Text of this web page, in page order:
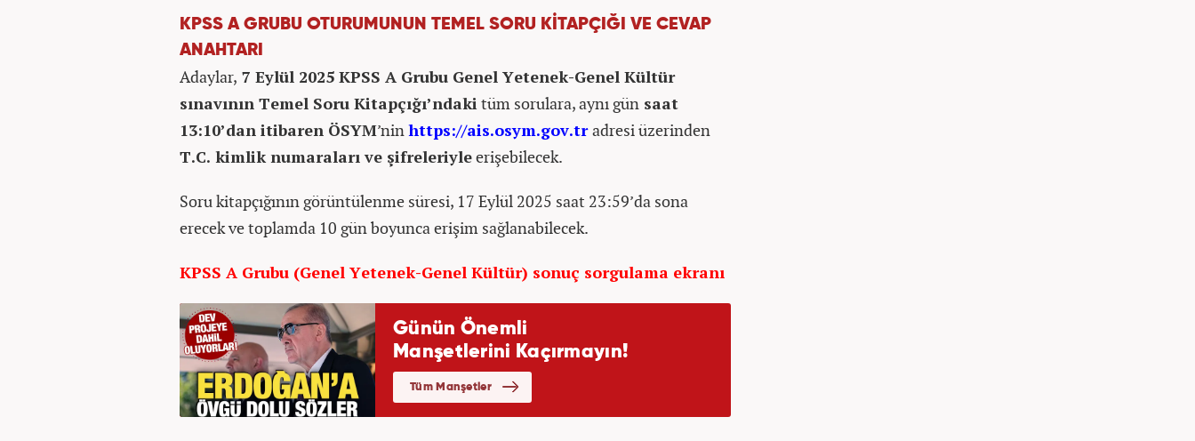
KPSS A GRUBU OTURUMUNUN TEMEL SORU KİTAPÇIĞI VE CEVAP
ANAHTARI
Adaylar, 7 Eylül 2025 KPSS A Grubu Genel Yetenek-Genel Kültür
sınavının Temel Soru Kitapçığı’ndakitüm sorulara, aynı gün saat
13:10’dan itibaren ÖSYM’ninhttps://ais.osym.gov.tradresi üzerinden
T.C. kimlik numaraları ve şifreleriyleerişebilecek.
Soru kitapçığının görüntülenme süresi, 17 Eylül 2025 saat 23:59’da sona
erecek ve toplamda 10 gün boyunca erişim sağlanabilecek.
KPSS A Grubu (Genel Yetenek-Genel Kültür) sonuç sorgulama ekranı